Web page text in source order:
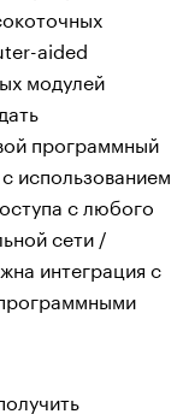
aided
модулей
программный
использованием
с любого
сети /
интеграция с